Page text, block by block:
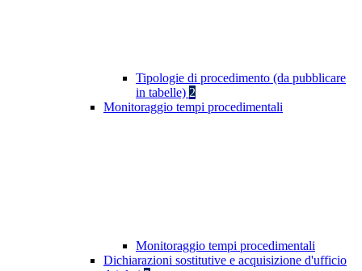
Tipologie di procedimento (da pubblicare
in tabelle) 2
Monitoraggio tempi procedimentali
Monitoraggio tempi procedimentali
Dichiarazioni sostitutive e acquisizione d'ufficio